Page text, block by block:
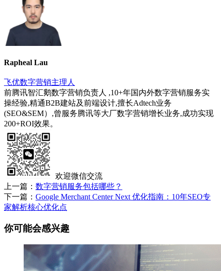
Rapheal Lau
飞优数字营销主理人
前腾讯智汇鹅数字营销负责人 ,10+年国内外数字营销服务实
操经验,精通B2B建站及前端设计,擅长Adtech业务
(SEO&SEM）,曾服务腾讯等大厂数字营销增长业务,成功实现
200+ROI效果。
欢迎微信交流
上一篇： 数字营销服务包括哪些？
下一篇： Google Merchant Center Next 优化指南：10年SEO专
家解析核心优化点
你可能会感兴趣